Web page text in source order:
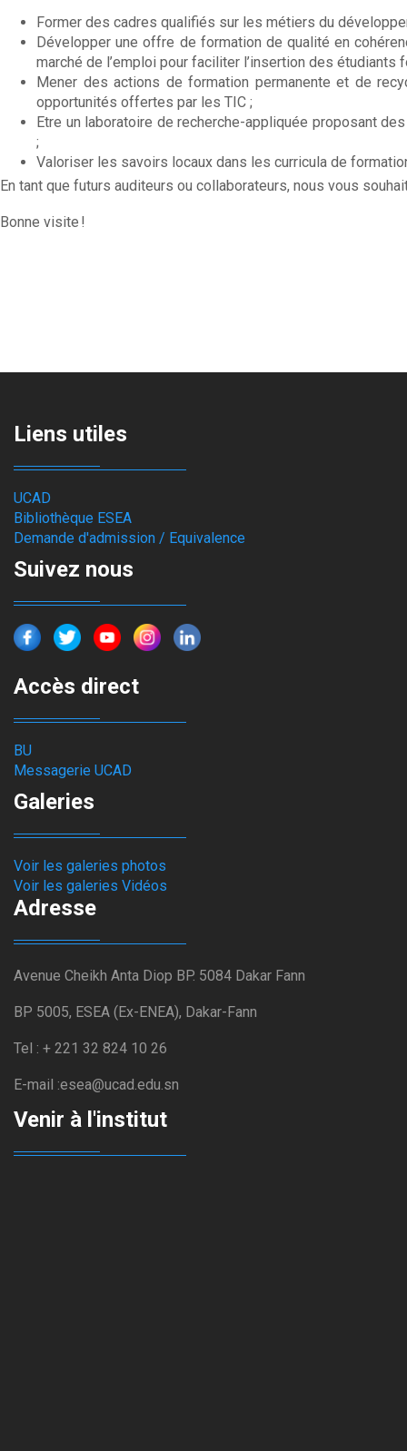
Former des cadres qualifiés sur les métiers du
Développer une offre de formation de qualité en
marché de l’emploi pour faciliter l’insertion des étudiants
Mener des actions de formation permanente et de
opportunités offertes par les TIC ;
Etre un laboratoire de recherche-appliquée proposant
;
Valoriser les savoirs locaux dans les curricula de
En tant que futurs auditeurs ou collaborateurs, nous vous
Bonne visite !
Liens utiles
UCAD
Bibliothèque ESEA
Demande d'admission / Equivalence
Suivez nous
Accès direct
BU
Messagerie UCAD
Galeries
Voir les galeries photos
Voir les galeries Vidéos
Adresse
Avenue Cheikh Anta Diop BP. 5084 Dakar Fann
BP 5005, ESEA (Ex-ENEA), Dakar-Fann
Tel : + 221 32 824 10 26
E-mail :esea@ucad.edu.sn
Venir à l'institut